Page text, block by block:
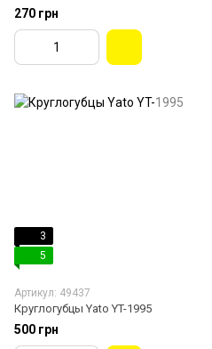
270 грн
3
5
Артикул: 49437
Круглогубцы Yato YT-1995
500 грн